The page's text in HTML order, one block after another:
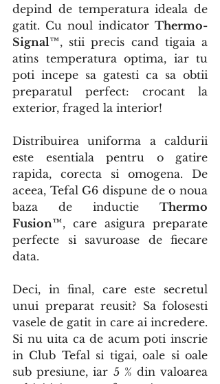
depind de temperatura ideala de
gatit. Cu noul indicator Thermo-
Signal™, stii precis cand tigaia a
atins temperatura optima, iar tu
poti incepe sa gatesti ca sa obtii
preparatul perfect: crocant la
exterior, fraged la interior!
Distribuirea uniforma a caldurii
este esentiala pentru o gatire
rapida, corecta si omogena. De
aceea, Tefal G6 dispune de o noua
baza de inductie Thermo
Fusion™, care asigura preparate
perfecte si savuroase de fiecare
data.
Deci, in final, care este secretul
unui preparat reusit? Sa folosesti
vasele de gatit in care ai incredere.
Si nu uita ca de acum poti inscrie
in Club Tefal si tigai, oale si oale
sub presiune, iar 5 % din valoarea